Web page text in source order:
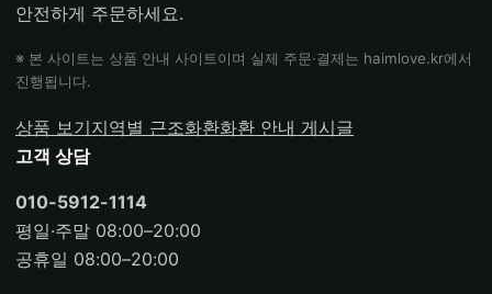
안전하게 주문하세요.
※ 본 사이트는 상품 안내 사이트이며 실제 주문·결제는 haimlove.kr에서
진행됩니다.
상품 보기지역별 근조화환화환 안내 게시글
고객 상담
010-5912-1114
평일·주말 08:00–20:00
공휴일 08:00–20:00